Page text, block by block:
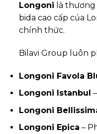
Longoni là
bida cao cấp của
chính thức.
Bilavi Group luôn
Longoni Favola
Longoni Istanbul
Longoni
Longoni Epica –